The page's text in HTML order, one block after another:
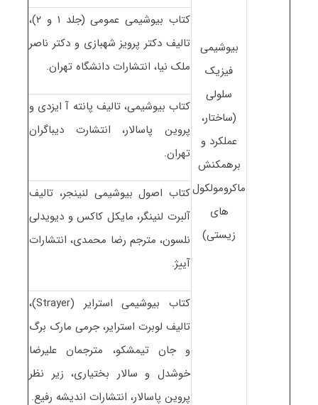
بیوشیمی
فیزیک
سلولی
(ساختار،
عملکرد و
برهمکنش
ماکرومولکول
های
زیستی)
کتاب بیوشیمی عمومی (جلد ۱ و ۲)،
تالیف دکتر پرویز شهبازی و دکتر ناصر
ملک نیا، انتشارات دانشگاه تهران.
کتاب بیوشیمی، تالیف پانته آ ایزدی و
پروین پاسالار، انتشارت دیباگران
تهران.
کتاب اصول بیوشیمی لنینجر، تالیف
آلبرت لنینگر، مایکل کاکس و دیویدلی
نلسون، مترجم رضا محمدی، انتشارات
آییژ.
کتاب بیوشیمی استرایر (Strayer)،
تالیف لوبرت استرایر، جرمی مارک برگ
و جان تیمشکو، مترجمان علیرضا
خوشدل و سالار بختیاری، زیر نظر
پروین پاسالار، انتشارات اندیشه رفیع.